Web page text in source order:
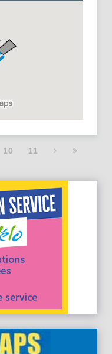
10 11